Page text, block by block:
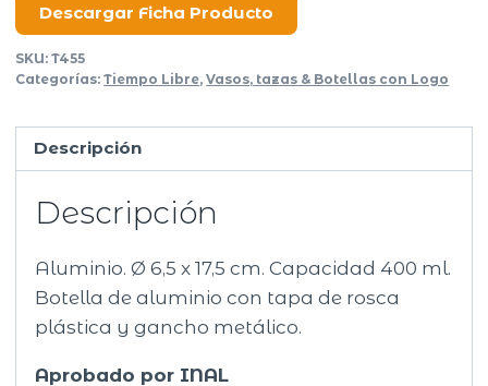
Descargar Ficha Producto
SKU:T455
Categorías:Tiempo Libre,Vasos, tazas & Botellas con Logo
Descripción
Descripción
Aluminio. Ø 6,5 x 17,5 cm. Capacidad 400 ml.
Botella de aluminio con tapa de rosca
plástica y gancho metálico.
Aprobado por INAL